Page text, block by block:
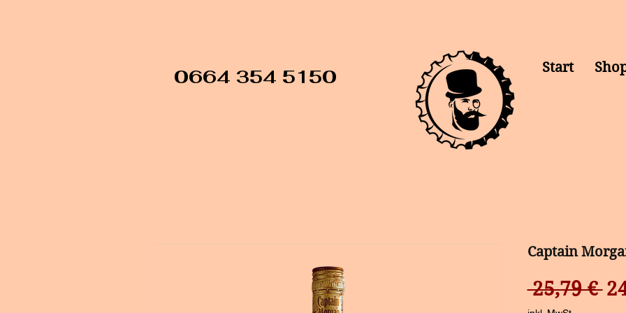
Captain
25,79 €
Start
0664 354 5150